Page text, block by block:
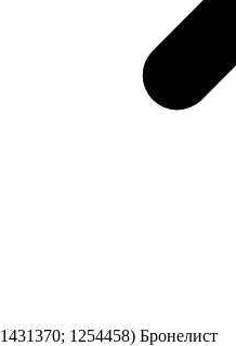
1254458) Бронелист